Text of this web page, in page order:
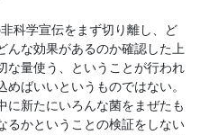
科学宣伝をまず切り離し、ど
んな効果があるのか確認した上
な量使う、ということが行われ
ばいいというものではない。
に新たにいろんな菌をまぜたも
るかということの検証をしない